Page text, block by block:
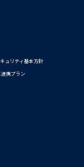
ュリティ基本方針
連携プラン